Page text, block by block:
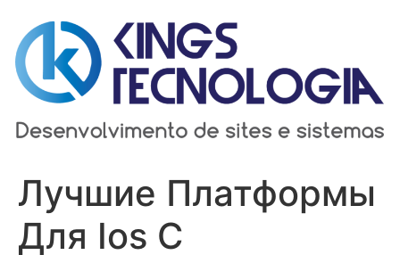
para
conteúdo
Лучшие Платформы
Для Ios С